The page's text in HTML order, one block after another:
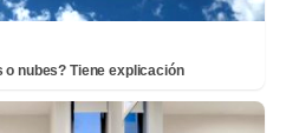
nubes? Tiene explicación